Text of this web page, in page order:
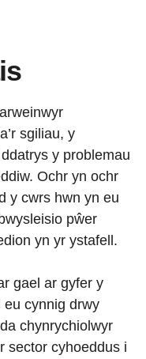
sgiliau, y
y problemau
Ochr yn ochr
y cwrs hwn yn eu
pŵer
yn yr ystafell.
gael ar gyfer y
eu cynnig drwy
chynrychiolwyr
sector cyhoeddus i